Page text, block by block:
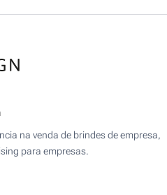
na venda de brindes de empresa,
para empresas.